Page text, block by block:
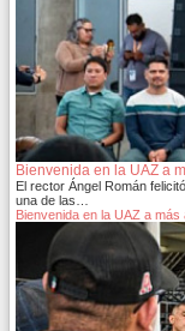
Bienvenida en la UAZ a
El rector Ángel Román
una de las…
Bienvenida en la UAZ a más